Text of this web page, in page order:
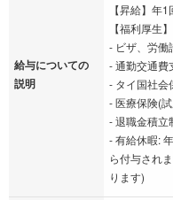
給与についての
説明
【昇給】年1
【福利厚生】
- ビザ、労働
- 通勤交通費
- タイ国社会
- 医療保険(
- 退職金積立
- 有給休暇:
ら付与され
ります)